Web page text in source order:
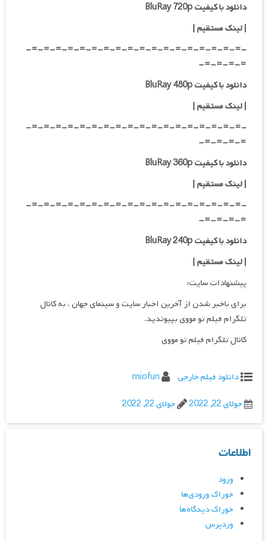
دانلود با کیفیت BluRay 720p
| لینک مستقیم |
-=-=-=-=-=-=-=-=-=-=-=-=-=-=-=-=-=-=-
=-=-=-=-
دانلود با کیفیت BluRay 480p
| لینک مستقیم |
-=-=-=-=-=-=-=-=-=-=-=-=-=-=-=-=-=-=-
=-=-=-=-
دانلود با کیفیت BluRay 360p
| لینک مستقیم |
-=-=-=-=-=-=-=-=-=-=-=-=-=-=-=-=-=-=-
=-=-=-=-
دانلود با کیفیت BluRay 240p
| لینک مستقیم |
پیشنهادات سایت:
برای باخبر شدن از آخرین اخبار سایت و سینمای جهان ، به کانال
تلگرام فیلم تو مووی بپیوندید.
کانال تلگرام فیلم تو مووی
دانلود فیلم خارجی
miofun
جولای 22, 2022
جولای 22, 2022
اطلاعات
ورود
خوراک ورودی‌ها
خوراک دیدگاه‌ها
وردپرس